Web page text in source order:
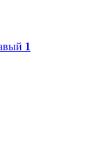
1